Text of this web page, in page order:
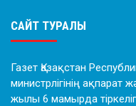
САЙТ ТУРАЛЫ
Газет Қазақстан
министрлігінің ақпарат
жылы 6 мамырда